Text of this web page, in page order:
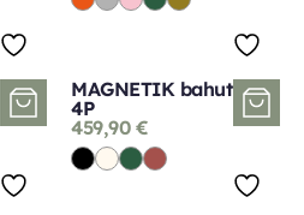
MAGNETIK bahut
4P
459,90 €